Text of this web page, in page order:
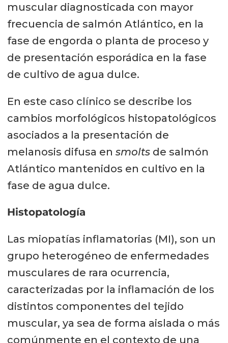
muscular diagnosticada con mayor
frecuencia de salmón Atlántico, en la
fase de engorda o planta de proceso y
de presentación esporádica en la fase
de cultivo de agua dulce.
En este caso clínico se describe los
cambios morfológicos histopatológicos
asociados a la presentación de
melanosis difusa en smoltsde salmón
Atlántico mantenidos en cultivo en la
fase de agua dulce.
Histopatología
Las miopatías inflamatorias (MI), son un
grupo heterogéneo de enfermedades
musculares de rara ocurrencia,
caracterizadas por la inflamación de los
distintos componentes del tejido
muscular, ya sea de forma aislada o más
comúnmente en el contexto de una